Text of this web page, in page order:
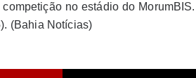
no estádio do MorumBIS.
(Bahia Notícias)